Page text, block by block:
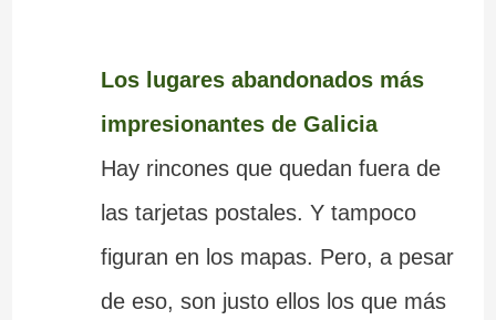
Los lugares abandonados más
impresionantes de Galicia
Hay rincones que quedan fuera de
las tarjetas postales. Y tampoco
figuran en los mapas. Pero, a pesar
de eso, son justo ellos los que más